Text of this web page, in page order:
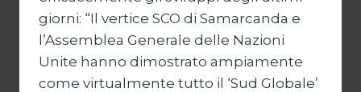
giorni: “Il vertice SCO di Samarcanda e
l’Assemblea Generale delle Nazioni
Unite hanno dimostrato ampiamente
come virtualmente tutto il ‘Sud Globale’